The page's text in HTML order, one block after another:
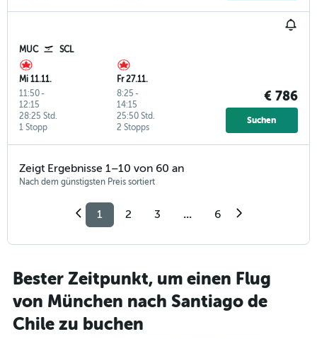
MUC SCL
Mi 11.11.
11:50-
12:15
1 Stopp
28:25 Std.
Fr 27.11.
8:25 -
14:15
2 Stopps
25:50 Std.
€ 786
Suchen
Zeigt Ergebnisse 1–10 von 60 an
Nach dem günstigsten Preis sortiert
1 2 3 ... 6
Bester Zeitpunkt, um einen Flug
von München nach Santiago de
Chile zu buchen